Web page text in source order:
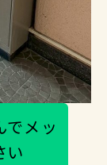
でメッ
い